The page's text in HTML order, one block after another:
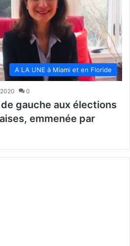
A LA UNE à Miami et en Floride
0
gauche aux élections
emmenée par